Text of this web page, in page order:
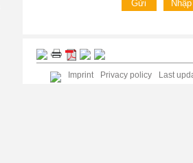
Imprint Privacy policy Last